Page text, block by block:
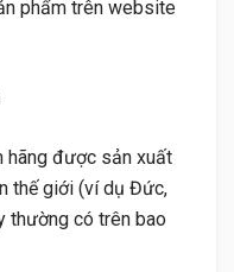
phẩm trên website
hãng được sản xuất
thế giới (ví dụ Đức,
thường có trên bao